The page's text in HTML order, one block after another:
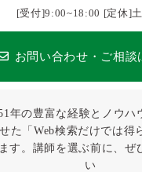
[受付]9:00~18:00 [定休]
お問い合わせ・ご相談
年の豊富な経験とノウハ
た「Web検索だけでは得
す。講師を選ぶ前に、ぜ
い